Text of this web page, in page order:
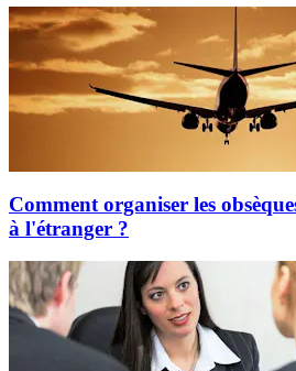
Comment organiser les
à l'étranger ?